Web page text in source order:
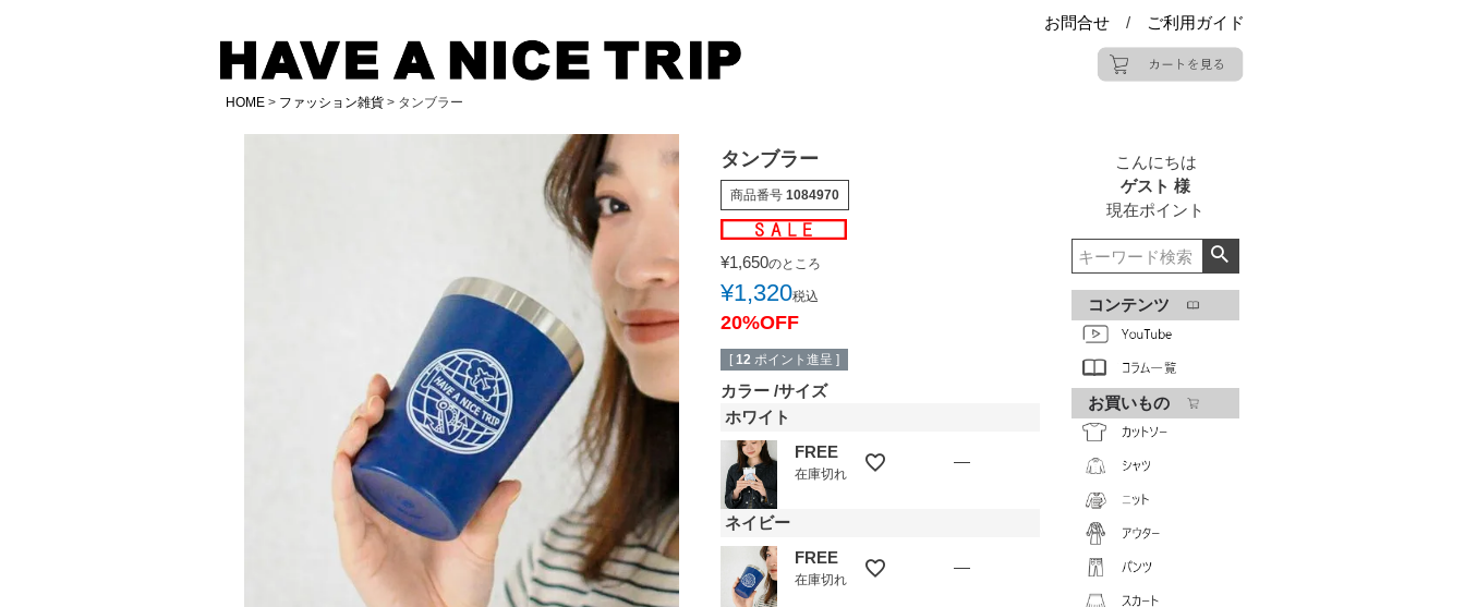
お問合せ / ご利用ガイド
HOME ファッション雑貨 タンブラー
タンブラー
商品番号 1084970
¥1,650のところ
¥1,320税込
20%OFF
[ 12 ポイント進呈 ]
カラー サイズ
ホワイト
FREE
在庫切れ
—
ネイビー
FREE
在庫切れ
—
こんにちは
ゲスト 様
現在ポイント
検索
コンテンツ
お買いもの